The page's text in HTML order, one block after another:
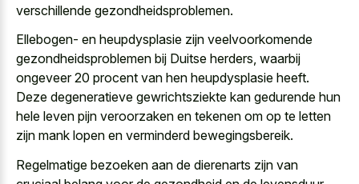
verschillende gezondheidsproblemen.
Ellebogen- en heupdysplasie zijn veelvoorkomende
gezondheidsproblemen bij Duitse herders, waarbij
ongeveer 20 procent van hen heupdysplasie heeft.
Deze degeneratieve gewrichtsziekte kan gedurende hun
hele leven pijn veroorzaken en tekenen om op te letten
zijn mank lopen en verminderd bewegingsbereik.
Regelmatige bezoeken aan de dierenarts zijn van